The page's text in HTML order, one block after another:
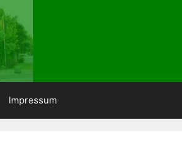
Impressum